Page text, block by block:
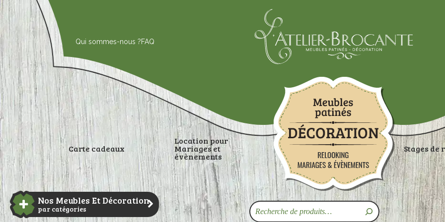
Aller
contenu
Qui sommes-nous ?FAQ
Carte cadeaux
Location pour
Mariages et
évènements
Stages de
Nos Meubles Et Décoration
par catégories DÉCORATION RANGEMENTS TABLES ASSISES
Recherche